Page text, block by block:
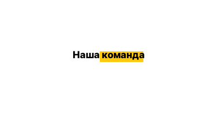
Нашакоманда